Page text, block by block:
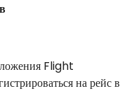
Flight
на рейс в